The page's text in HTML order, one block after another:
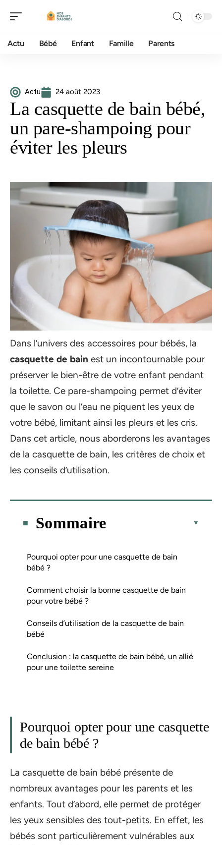
Actu Bébé Enfant Famille Parents
Actu 24 août 2023
La casquette de bain bébé,
un pare-shampoing pour
éviter les pleurs
Dans l’univers des accessoires pour bébés, la
casquette de bain est un incontournable pour
préserver le bien-être de votre enfant pendant
la toilette. Ce pare-shampoing permet d’éviter
que le savon ou l’eau ne piquent les yeux de
votre bébé, limitant ainsi les pleurs et les cris.
Dans cet article, nous aborderons les avantages
de la casquette de bain, les critères de choix et
les conseils d’utilisation.
Sommaire
Pourquoi opter pour une casquette de bain
bébé ?
Comment choisir la bonne casquette de bain
pour votre bébé ?
Conseils d’utilisation de la casquette de bain
bébé
Conclusion : la casquette de bain bébé, un allié
pour une toilette sereine
Pourquoi opter pour une casquette
de bain bébé ?
La casquette de bain bébé présente de
nombreux avantages pour les parents et les
enfants. Tout d’abord, elle permet de protéger
les yeux sensibles des tout-petits. En effet, les
bébés sont particulièrement vulnérables aux